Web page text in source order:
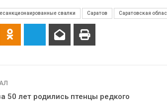
свалки Саратов Саратовская
50 лет родились птенцы редкого